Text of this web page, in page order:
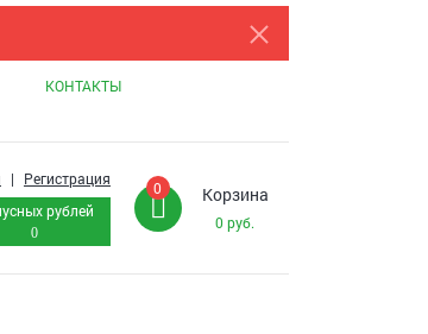
КОНТАКТЫ
|
Регистрация
рублей
0
0 Корзина
0 руб.